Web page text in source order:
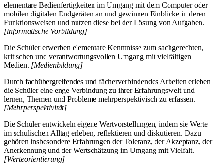
elementare Bedienfertigkeiten im Umgang mit dem Computer oder
mobilen digitalen Endgeräten an und gewinnen Einblicke in deren
Funktionsweisen und nutzen diese bei der Lösung von Aufgaben.
[informatische Vorbildung]
Die Schüler erwerben elementare Kenntnisse zum sachgerechten,
kritischen und verantwortungsvollen Umgang mit vielfältigen
Medien. [Medienbildung]
Durch fachübergreifendes und fächerverbindendes Arbeiten erleben
die Schüler eine enge Verbindung zu ihrer Erfahrungswelt und
lernen, Themen und Probleme mehrperspektivisch zu erfassen.
[Mehrperspektivität]
Die Schüler entwickeln eigene Wertvorstellungen, indem sie Werte
im schulischen Alltag erleben, reflektieren und diskutieren. Dazu
gehören insbesondere Erfahrungen der Toleranz, der Akzeptanz, der
Anerkennung und der Wertschätzung im Umgang mit Vielfalt.
[Werteorientierung]